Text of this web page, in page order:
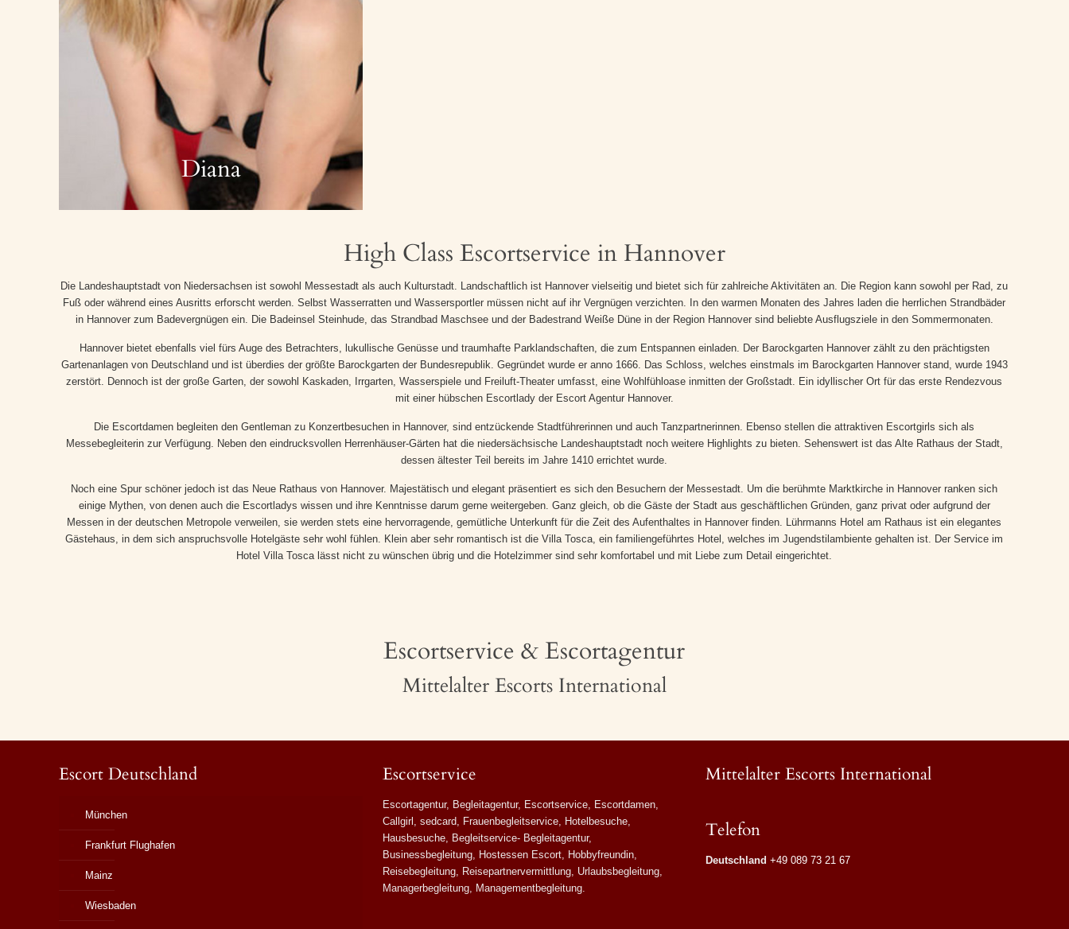
Diana
High Class Escortservice in Hannover
Die Landeshauptstadt von Niedersachsen ist sowohl Messestadt als auch Kulturstadt. Landschaftlich ist Hannover vielseitig und bietet sich für zahlreiche Aktivitäten an. Die Region kann sowohl per Rad, zu
Fuß oder während eines Ausritts erforscht werden. Selbst Wasserratten und Wassersportler müssen nicht auf ihr Vergnügen verzichten. In den warmen Monaten des Jahres laden die herrlichen Strandbäder
in Hannover zum Badevergnügen ein. Die Badeinsel Steinhude, das Strandbad Maschsee und der Badestrand Weiße Düne in der Region Hannover sind beliebte Ausflugsziele in den Sommermonaten.
Hannover bietet ebenfalls viel fürs Auge des Betrachters, lukullische Genüsse und traumhafte Parklandschaften, die zum Entspannen einladen. Der Barockgarten Hannover zählt zu den prächtigsten
Gartenanlagen von Deutschland und ist überdies der größte Barockgarten der Bundesrepublik. Gegründet wurde er anno 1666. Das Schloss, welches einstmals im Barockgarten Hannover stand, wurde 1943
zerstört. Dennoch ist der große Garten, der sowohl Kaskaden, Irrgarten, Wasserspiele und Freiluft-Theater umfasst, eine Wohlfühloase inmitten der Großstadt. Ein idyllischer Ort für das erste Rendezvous
mit einer hübschen Escortlady der Escort Agentur Hannover.
Die Escortdamen begleiten den Gentleman zu Konzertbesuchen in Hannover, sind entzückende Stadtführerinnen und auch Tanzpartnerinnen. Ebenso stellen die attraktiven Escortgirls sich als
Messebegleiterin zur Verfügung. Neben den eindrucksvollen Herrenhäuser-Gärten hat die niedersächsische Landeshauptstadt noch weitere Highlights zu bieten. Sehenswert ist das Alte Rathaus der Stadt,
dessen ältester Teil bereits im Jahre 1410 errichtet wurde.
Noch eine Spur schöner jedoch ist das Neue Rathaus von Hannover. Majestätisch und elegant präsentiert es sich den Besuchern der Messestadt. Um die berühmte Marktkirche in Hannover ranken sich
einige Mythen, von denen auch die Escortladys wissen und ihre Kenntnisse darum gerne weitergeben. Ganz gleich, ob die Gäste der Stadt aus geschäftlichen Gründen, ganz privat oder aufgrund der
Messen in der deutschen Metropole verweilen, sie werden stets eine hervorragende, gemütliche Unterkunft für die Zeit des Aufenthaltes in Hannover finden. Lührmanns Hotel am Rathaus ist ein elegantes
Gästehaus, in dem sich anspruchsvolle Hotelgäste sehr wohl fühlen. Klein aber sehr romantisch ist die Villa Tosca, ein familiengeführtes Hotel, welches im Jugendstilambiente gehalten ist. Der Service im
Hotel Villa Tosca lässt nicht zu wünschen übrig und die Hotelzimmer sind sehr komfortabel und mit Liebe zum Detail eingerichtet.
Escortservice & Escortagentur
Mittelalter Escorts International
Escort Deutschland
München
Frankfurt Flughafen
Mainz
Wiesbaden
Escortservice
Escortagentur, Begleitagentur, Escortservice, Escortdamen,
Callgirl, sedcard, Frauenbegleitservice, Hotelbesuche,
Hausbesuche, Begleitservice- Begleitagentur,
Businessbegleitung, Hostessen Escort, Hobbyfreundin,
Reisebegleitung, Reisepartnervermittlung, Urlaubsbegleitung,
Managerbegleitung, Managementbegleitung.
Mittelalter Escorts International
Telefon
Deutschland +49 089 73 21 67